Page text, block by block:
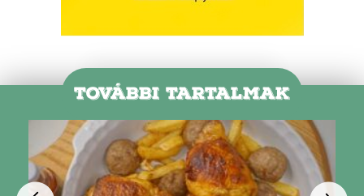
TOVÁBBI TARTALMAK